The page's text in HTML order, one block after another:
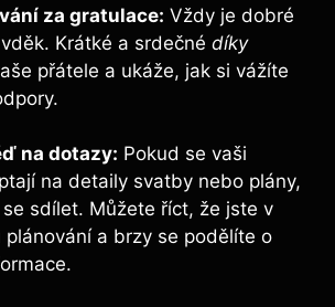
za gratulace: Vždy je dobré
Krátké a srdečné díky
přátele a ukáže, jak si vážíte
na dotazy: Pokud se vaši
na detaily svatby nebo plány,
sdílet. Můžete říct, že jste v
plánování a brzy se podělíte o